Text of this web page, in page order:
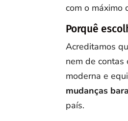
com o máximo
Porquê
Acreditamos
nem de
moderna e
mudanças
país.